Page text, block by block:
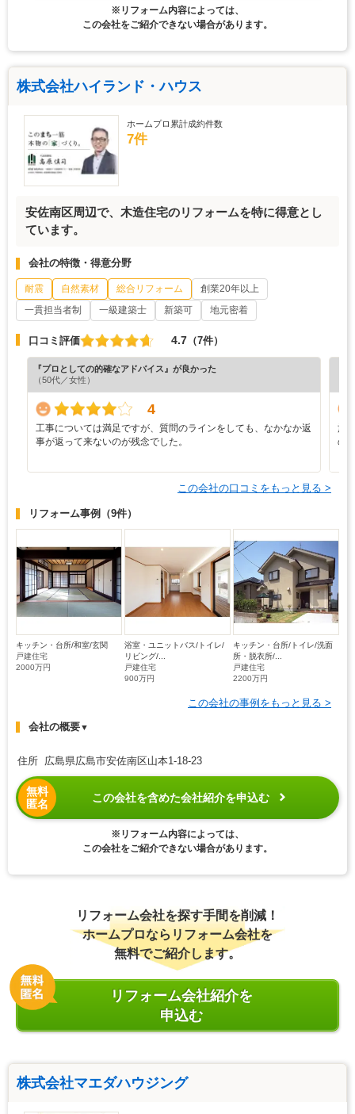
※リフォーム内容によっては、
この会社をご紹介できない場合があります。
株式会社ハイランド・ハウス
ホームプロ累計成約件数
7件
安佐南区周辺で、木造住宅のリフォームを特に得意とし
ています。
会社の特徴・得意分野
耐震 自然素材 総合リフォーム
創業20年以上
一貫担当者制
一級建築士 新築可 地元密着
口コミ評価 4.7 （7件）
『プロとしての的確なアドバイス』が良かった
（50代／女性）
4
工事については満足ですが、質問のラインをしても、なかなか返
事が返って来ないのが残念でした。
施
の
この会社の口コミをもっと見る >
リフォーム事例 （9件）
キッチン・台所/和室/玄関
戸建住宅
2000万円
浴室・ユニットバス/トイレ/
リビング/...
戸建住宅
900万円
キッチン・台所/トイレ/洗面
所・脱衣所/...
戸建住宅
2200万円
この会社の事例をもっと見る >
会社の概要▼
住所 広島県広島市安佐南区山本1-18-23
無料
匿名
この会社を含めた会社紹介を申込む
※リフォーム内容によっては、
この会社をご紹介できない場合があります。
リフォーム会社を探す手間を削減！
ホームプロならリフォーム会社を
無料でご紹介します。
リフォーム会社紹介を
申込む
株式会社マエダハウジング